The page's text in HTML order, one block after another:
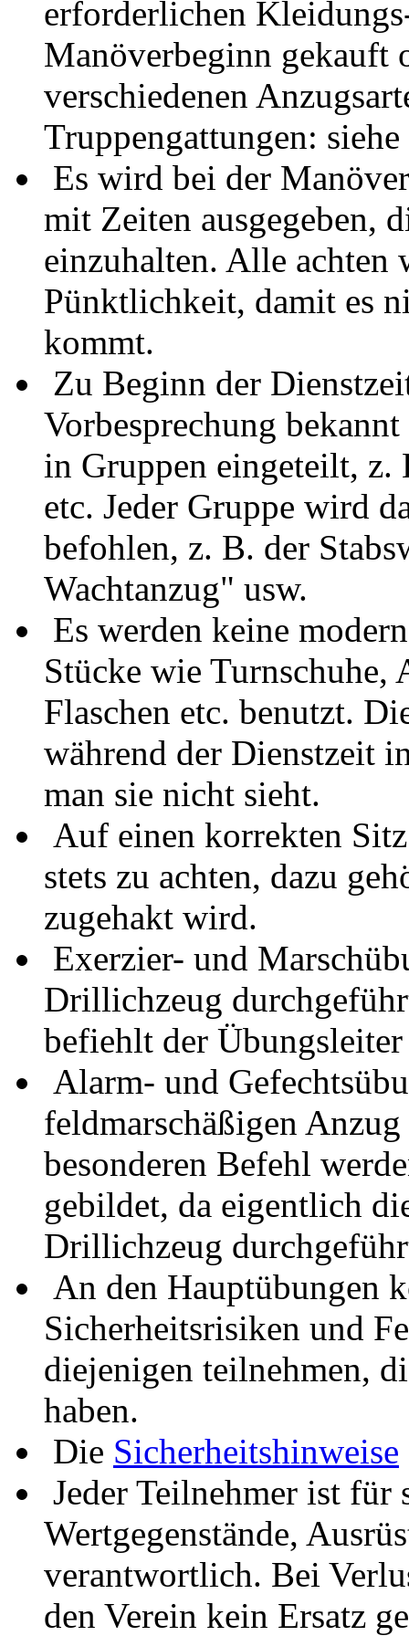
erforderlichen
Manöverbeginn gekauft
verschiedenen
Truppengattungen:
Es wird bei der
mit Zeiten ausgegeben,
einzuhalten. Alle achten
Pünktlichkeit, damit es
kommt.
Zu Beginn der
Vorbesprechung
in Gruppen eingeteilt, z.
etc. Jeder Gruppe wird
befohlen, z. B. der
Wachtanzug" usw.
Es werden keine
Stücke wie Turnschuhe,
Flaschen etc. benutzt.
während der Dienstzeit
man sie nicht sieht.
Auf einen korrekten
stets zu achten, dazu
zugehakt wird.
Exerzier- und
Drillichzeug
befiehlt der
Alarm- und
feldmarschäßigen
besonderen Befehl
gebildet, da eigentlich
Drillichzeug
An den Hauptübungen
Sicherheitsrisiken und
diejenigen teilnehmen,
haben.
Die Sicherheitshinweise
Jeder Teilnehmer ist für
Wertgegenstände,
verantwortlich. Bei
den Verein kein Ersatz